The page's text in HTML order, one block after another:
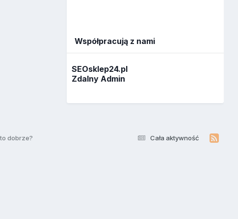
Współpracują z nami
SEOsklep24.pl
Zdalny Admin
Cała aktywność
dobrze?